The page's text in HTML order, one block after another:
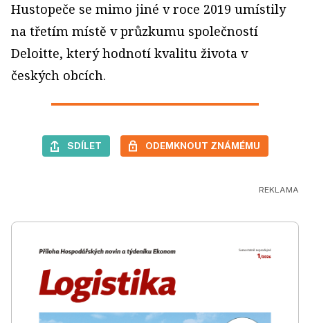
Hustopeče se mimo jiné v roce 2019 umístily
na třetím místě v průzkumu společností
Deloitte, který hodnotí kvalitu života v
českých obcích.
SDÍLET ODEMKNOUT ZNÁMÉMU